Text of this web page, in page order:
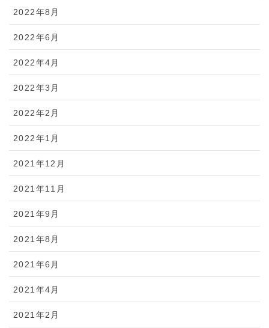
2022年8月
2022年6月
2022年4月
2022年3月
2022年2月
2022年1月
2021年12月
2021年11月
2021年9月
2021年8月
2021年6月
2021年4月
2021年2月